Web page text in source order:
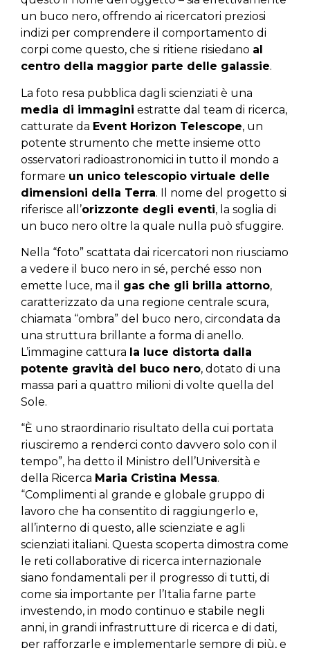
un buco nero, offrendo ai ricercatori preziosi
indizi per comprendere il comportamento di
corpi come questo, che si ritiene risiedano al
centro della maggior parte delle galassie.
La foto resa pubblica dagli scienziati è una
media di immagini estratte dal team di ricerca,
catturate da Event Horizon Telescope, un
potente strumento che mette insieme otto
osservatori radioastronomici in tutto il mondo a
formare un unico telescopio virtuale delle
dimensioni della Terra. Il nome del progetto si
riferisce all’orizzonte degli eventi, la soglia di
un buco nero oltre la quale nulla può sfuggire.
Nella “foto” scattata dai ricercatori non riusciamo
a vedere il buco nero in sé, perché esso non
emette luce, ma il gas che gli brilla attorno,
caratterizzato da una regione centrale scura,
chiamata “ombra” del buco nero, circondata da
una struttura brillante a forma di anello.
L’immagine cattura la luce distorta dalla
potente gravità del buco nero, dotato di una
massa pari a quattro milioni di volte quella del
Sole.
“È uno straordinario risultato della cui portata
riusciremo a renderci conto davvero solo con il
tempo”, ha detto il Ministro dell’Università e
della Ricerca Maria Cristina Messa.
“Complimenti al grande e globale gruppo di
lavoro che ha consentito di raggiungerlo e,
all’interno di questo, alle scienziate e agli
scienziati italiani. Questa scoperta dimostra come
le reti collaborative di ricerca internazionale
siano fondamentali per il progresso di tutti, di
come sia importante per l’Italia farne parte
investendo, in modo continuo e stabile negli
anni, in grandi infrastrutture di ricerca e di dati,
per rafforzarle e implementarle sempre di più, e